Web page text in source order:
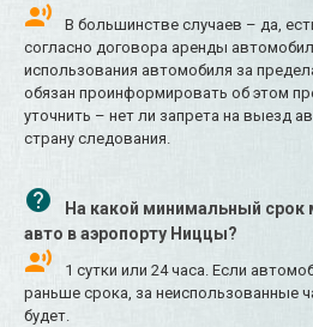
В большинстве случаев – да,
согласно договора аренды
использования автомобиля за
обязан проинформировать об этом
уточнить – нет ли запрета на выезд
страну следования.
На какой минимальный срок
авто в аэропорту Ниццы?
1 сутки или 24 часа. Если
раньше срока, за неиспользованные
будет.